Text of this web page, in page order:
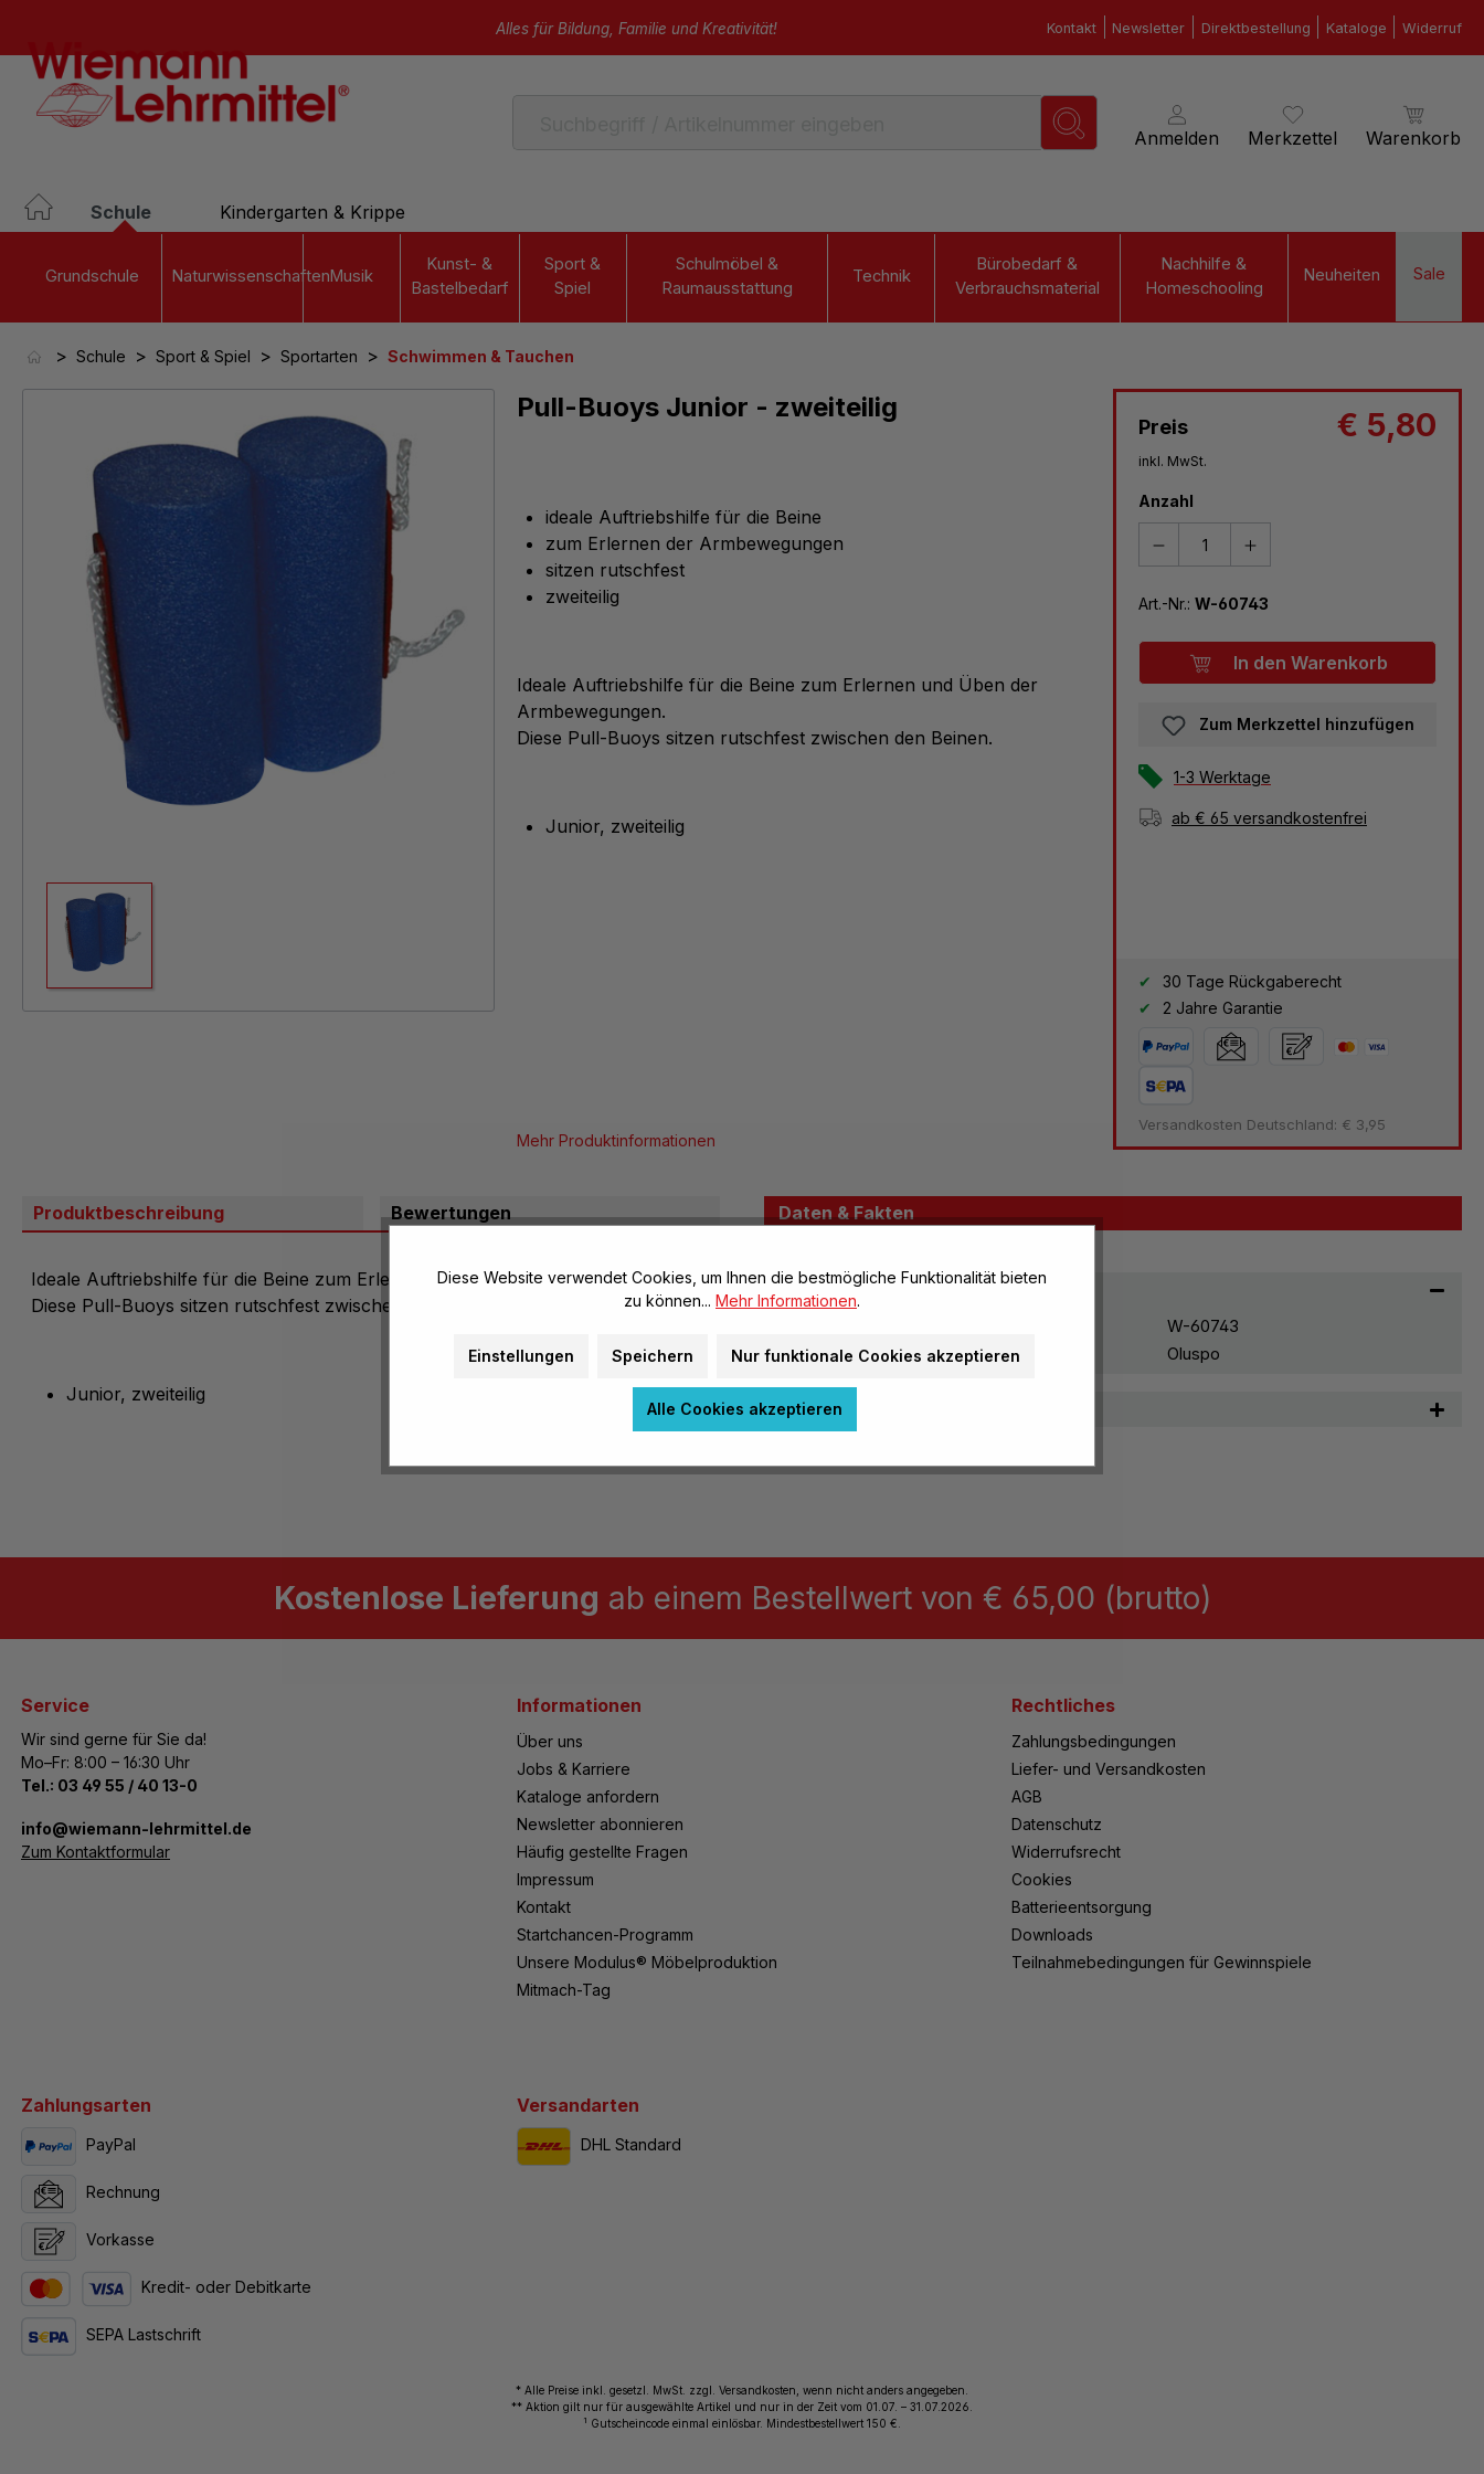
Alles für Bildung, Familie und Kreativität! Kontakt Newsletter Direktbestellung Kataloge Widerruf
Anmelden Merkzettel Warenkorb
Schule Kindergarten & Krippe
Grundschule NaturwissenschaftenMusik
Kunst- &
Bastelbedarf
Sport &
Spiel
Schulmöbel &
Raumausstattung
Technik
Bürobedarf &
Verbrauchsmaterial
Nachhilfe &
Homeschooling
Neuheiten Sale
> Schule > Sport & Spiel > Sportarten > Schwimmen & Tauchen
Preis € 5,80
inkl. MwSt.
Anzahl
Art.-Nr.: W-60743
In den Warenkorb
Zum Merkzettel hinzufügen
1-3 Werktage
ab € 65 versandkostenfrei
30 Tage Rückgaberecht
2 Jahre Garantie
Versandkosten Deutschland: € 3,95
Pull-Buoys Junior - zweiteilig
ideale Auftriebshilfe für die Beine
zum Erlernen der Armbewegungen
sitzen rutschfest
zweiteilig
Ideale Auftriebshilfe für die Beine zum Erlernen und Üben der
Armbewegungen.
Diese Pull-Buoys sitzen rutschfest zwischen den Beinen.
Junior, zweiteilig
Mehr Produktinformationen
Produktbeschreibung Bewertungen
Ideale Auftriebshilfe für die Beine zum Erlernen und Üben der Armbewegungen.
Diese Pull-Buoys sitzen rutschfest zwischen den Beinen.
Junior, zweiteilig
Daten & Fakten
Allgemeine Infos
W-60743
Marke:
Oluspo
Herstellerinformationen
Kostenlose Lieferung ab einem Bestellwert von € 65,00 (brutto)
Service
Wir sind gerne für Sie da!
Mo–Fr: 8:00 – 16:30 Uhr
Tel.: 03 49 55 / 40 13-0
­info@wiemann-lehrmittel.de
Zum Kontaktformular
Informationen
Über uns
Jobs & Karriere
Kataloge anfordern
Newsletter abonnieren
Häufig gestellte Fragen
Impressum
Kontakt
Startchancen-Programm
Unsere Modulus® Möbelproduktion
Mitmach-Tag
Rechtliches
Zahlungsbedingungen
Liefer- und Versandkosten
AGB
Datenschutz
Widerrufsrecht
Cookies
Batterieentsorgung
Downloads
Teilnahmebedingungen für Gewinnspiele
Zahlungsarten
PayPal
Rechnung
Vorkasse
Kredit- oder Debitkarte
SEPA Lastschrift
Versandarten
DHL Standard
* Alle Preise inkl. gesetzl. MwSt. zzgl. Versandkosten, wenn nicht anders angegeben.
** Aktion gilt nur für ausgewählte Artikel und nur in der Zeit vom 01.07. – 31.07.2026.
1 Gutscheincode einmal einlösbar. Mindestbestellwert 150 €.
Diese Website verwendet Cookies, um Ihnen die bestmögliche Funktionalität bieten
zu können... Mehr Informationen.
Einstellungen Speichern Nur funktionale Cookies akzeptieren
Alle Cookies akzeptieren